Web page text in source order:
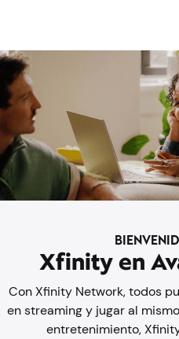
Xfinity en
Con Xfinity Network, todos
en streaming y jugar al
entretenimiento,